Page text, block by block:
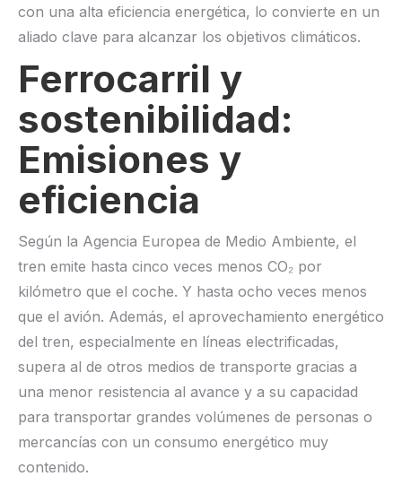
con una alta eficiencia energética, lo convierte en un
aliado clave para alcanzar los objetivos climáticos.
Ferrocarril y
sostenibilidad:
Emisiones y
eficiencia
Según la Agencia Europea de Medio Ambiente, el
tren emite hasta cinco veces menos CO₂ por
kilómetro que el coche. Y hasta ocho veces menos
que el avión. Además, el aprovechamiento energético
del tren, especialmente en líneas electrificadas,
supera al de otros medios de transporte gracias a
una menor resistencia al avance y a su capacidad
para transportar grandes volúmenes de personas o
mercancías con un consumo energético muy
contenido.